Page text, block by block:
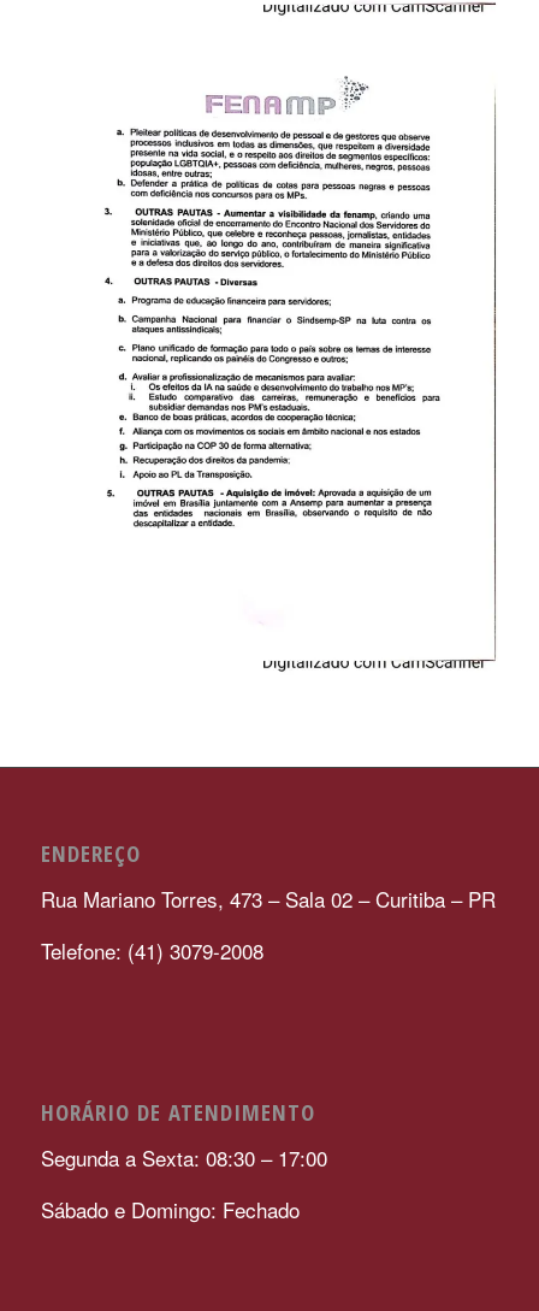
ENDEREÇO
Rua Mariano Torres, 473 – Sala 02 – Curitiba – PR
Telefone: (41) 3079-2008
HORÁRIO DE ATENDIMENTO
Segunda a Sexta: 08:30 – 17:00
Sábado e Domingo: Fechado